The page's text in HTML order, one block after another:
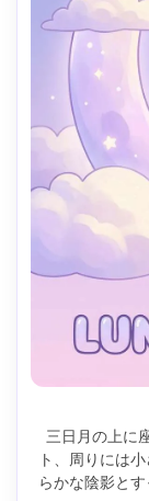
三日月の上に
ト、周りには
らかな陰影と